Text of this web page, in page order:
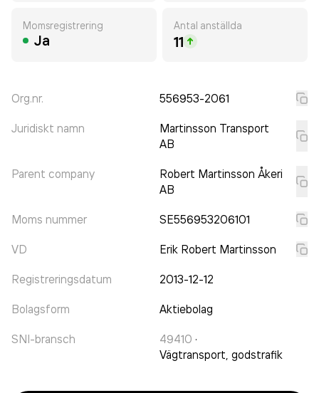
Momsregistrering
Ja
Antal anställda
11
Org.nr. 556953-2061
Juridiskt namn
Martinsson Transport
AB
Parent company
Robert Martinsson Åkeri
AB
Moms nummer SE556953206101
VD Erik Robert Martinsson
Registreringsdatum 2013-12-12
Bolagsform Aktiebolag
SNI-bransch 49410 ·
Vägtransport, godstrafik